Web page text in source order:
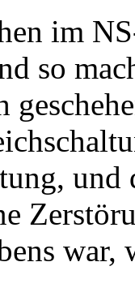
im
so
und